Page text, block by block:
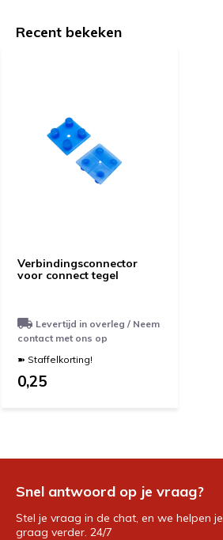
Recent bekeken
Verbindingsconnector
voor connect tegel
Levertijd in overleg / Neem
contact met ons op
➽ Staffelkorting!
0,25
Snel antwoord op je vraag?
Stel je vraag in de chat, en we helpen je
graag verder. 24/7